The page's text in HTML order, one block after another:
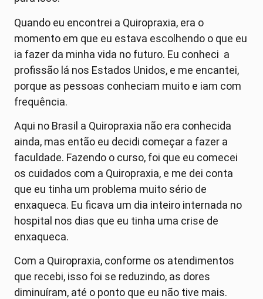
Quando eu encontrei a Quiropraxia, era o
momento em que eu estava escolhendo o que eu
ia fazer da minha vida no futuro. Eu conheci a
profissão lá nos Estados Unidos, e me encantei,
porque as pessoas conheciam muito e iam com
frequência.
Aqui no Brasil a Quiropraxia não era conhecida
ainda, mas então eu decidi começar a fazer a
faculdade. Fazendo o curso, foi que eu comecei
os cuidados com a Quiropraxia, e me dei conta
que eu tinha um problema muito sério de
enxaqueca. Eu ficava um dia inteiro internada no
hospital nos dias que eu tinha uma crise de
enxaqueca.
Com a Quiropraxia, conforme os atendimentos
que recebi, isso foi se reduzindo, as dores
diminuíram, até o ponto que eu não tive mais.